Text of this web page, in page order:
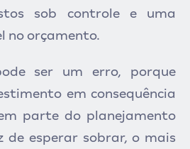
sob controle e uma
no orçamento.
ser um erro, porque
em consequência
parte do planejamento
de esperar sobrar, o mais